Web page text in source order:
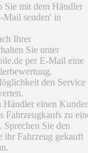
Sie mit dem Händler
Mail senden' in
Ihrer
Sie unter
per E-Mail eine
den Service
Händler einen
Fahrzeugkaufs zu
Sie den
ihr Fahrzeug gekauft